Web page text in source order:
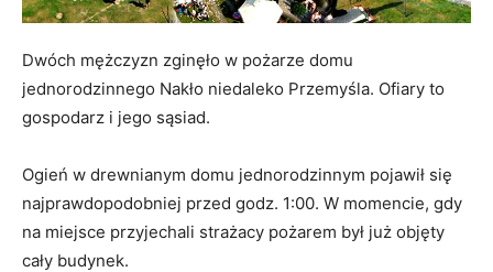
Dwóch mężczyzn zginęło w pożarze domu
jednorodzinnego Nakło niedaleko Przemyśla. Ofiary to
gospodarz i jego sąsiad.
Ogień w drewnianym domu jednorodzinnym pojawił się
najprawdopodobniej przed godz. 1:00. W momencie, gdy
na miejsce przyjechali strażacy pożarem był już objęty
cały budynek.